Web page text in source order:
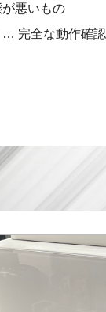
悪いもの
… 完全な動作確